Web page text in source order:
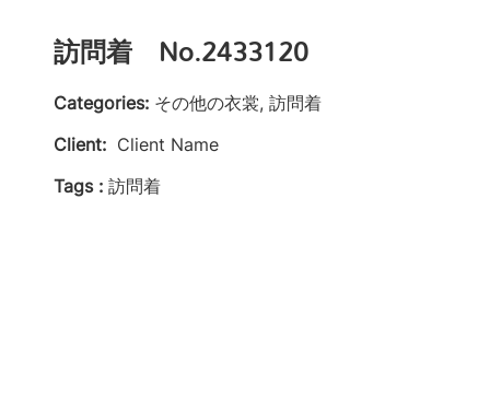
訪問着 No.2433120
Categories: その他の衣裳, 訪問着
Client: Client Name
Tags : 訪問着